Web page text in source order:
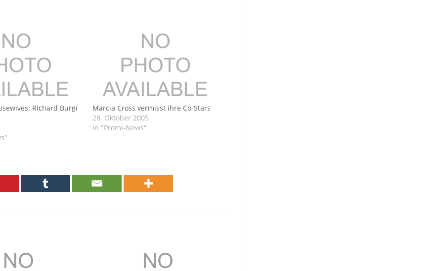
Richard Burgi
Marcia Cross vermisst ihre Co-Stars
28. Oktober 2005
In "Promi-News"